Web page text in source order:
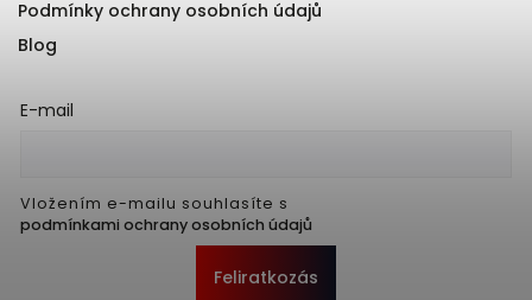
Podmínky ochrany osobních údajů
Blog
E-mail
Vložením e-mailu souhlasíte s
podmínkami ochrany osobních údajů
Feliratkozás